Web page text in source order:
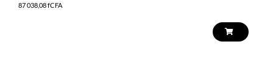
87 038,08fCFA